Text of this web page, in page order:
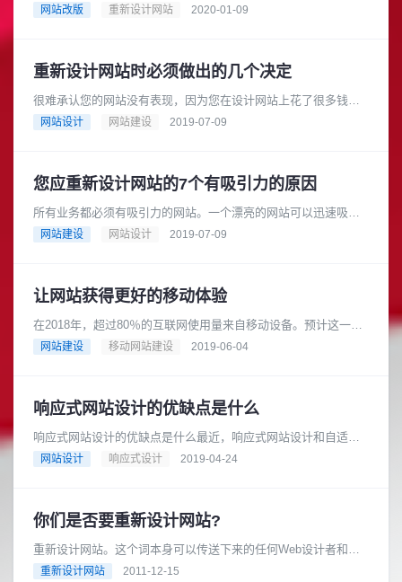
熟练的专业人士的帮助，这并不是一件容易的事。您所做的一切
网站改版 重新设计网站 2020-01-09
重新设计网站时必须做出的几个决定
很难承认您的网站没有表现，因为您在设计网站上花了很多钱和
精力。再做一次可能看起来令人生畏，但这可能是绝对必要的。
网站设计 网站建设 2019-07-09
您应重新设计网站的7个有吸引力的原因
所有业务都必须有吸引力的网站。一个漂亮的网站可以迅速吸引
观众的注意力，人们会喜欢花更多的时间来探索内容。 在线展示
网站建设 网站设计 2019-07-09
让网站获得更好的移动体验
在2018年，超过80％的互联网使用量来自移动设备。预计这一比
例将在未来几年达到新的高度。大多数企业都将其网页设计策略
网站建设 移动网站建设 2019-06-04
响应式网站设计的优缺点是什么
响应式网站设计的优缺点是什么最近，响应式网站设计和自适应
网站设计引发了设计行业的发展趋势。当您开始设计新网站或重
网站设计 响应式设计 2019-04-24
你们是否要重新设计网站?
重新设计网站。这个词本身可以传送下来的任何Web设计者和开
发者的刺不寒而栗。对于许多设计师和网站所有者，无尽的审查
重新设计网站 2011-12-15